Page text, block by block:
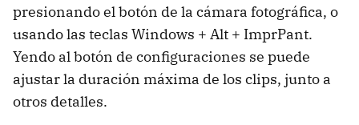
presionando el botón de la cámara fotográfica, o
usando las teclas Windows + Alt + ImprPant.
Yendo al botón de configuraciones se puede
ajustar la duración máxima de los clips, junto a
otros detalles.